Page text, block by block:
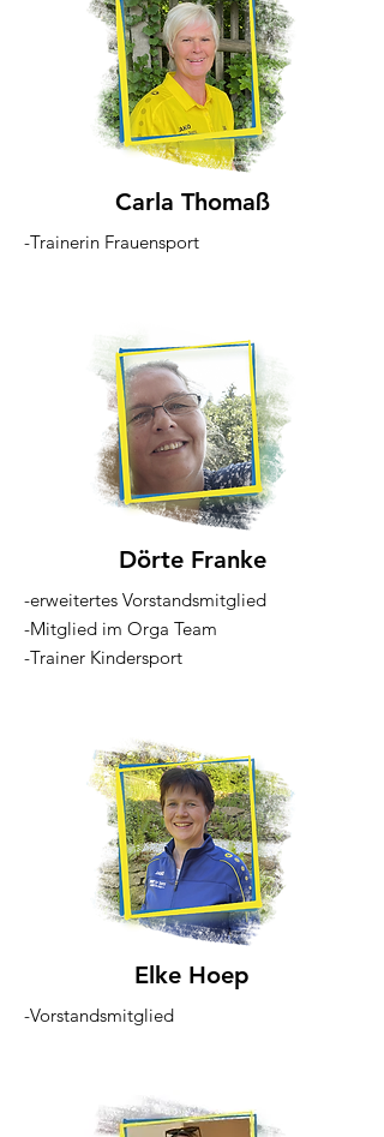
Carla Thomaß
-Trainerin Frauensport
Dörte Franke
-erweitertes Vorstandsmitglied
-Mitglied im Orga Team
-Trainer Kindersport
Elke Hoep
-Vorstandsmitglied